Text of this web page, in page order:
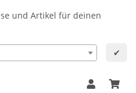
und Artikel für deinen
✔